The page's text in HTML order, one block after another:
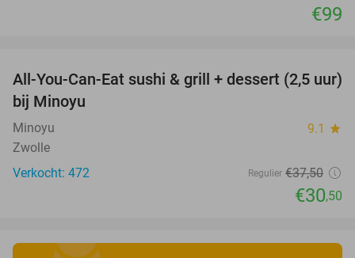
€99
19%
All-You-Can-Eat sushi & grill + dessert (2,5 uur)
bij Minoyu
Minoyu 9.1 star
Zwolle
Verkocht: 472
Regulier €37,50
€30,50